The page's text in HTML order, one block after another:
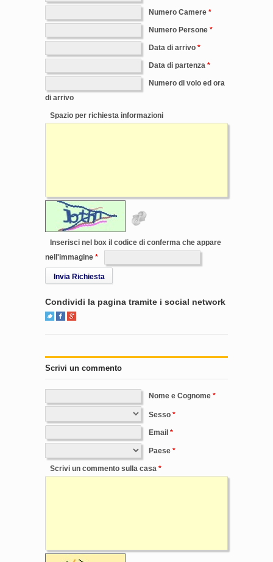
Numero Camere
Numero Persone
Data di arrivo
Data di partenza
Numero di volo ed ora
di arrivo
Spazio per richiesta informazioni
Inserisci nel box il codice di conferma che appare
nell'immagine
Invia Richiesta
Condividi la pagina tramite i social network
Scrivi un commento
Nome e Cognome
Sesso
Email
Paese
Scrivi un commento sulla casa